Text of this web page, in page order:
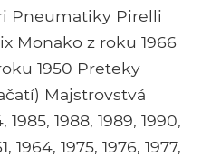
Pneumatiky Pirelli
Monako z roku 1966
1950 Preteky
Majstrovstvá
1988, 1989, 1990,
1964, 1975, 1976, 1977,